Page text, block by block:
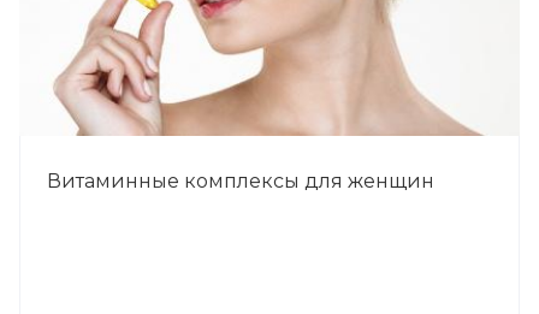
Витаминные комплексы для женщин